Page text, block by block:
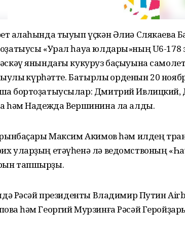
ҡалаһында тыуып үҫкән Әлиә Слякаева
«Урал һауа юлдары»ның U6-
янындағы кукуруз баҫыуына
күрһәтте. Батырлыҡ орденын 20
бортоҙатыусылар: Дмитрий
һәм Надежда Вершинина ла алды.
Максим Акимов һәм илдең
уларҙың етәүһенә лә ведомствоның
тапшырҙы.
Рәсәй президенты Владимир Путин
һәм Георгий Мурзинға Рәсәй